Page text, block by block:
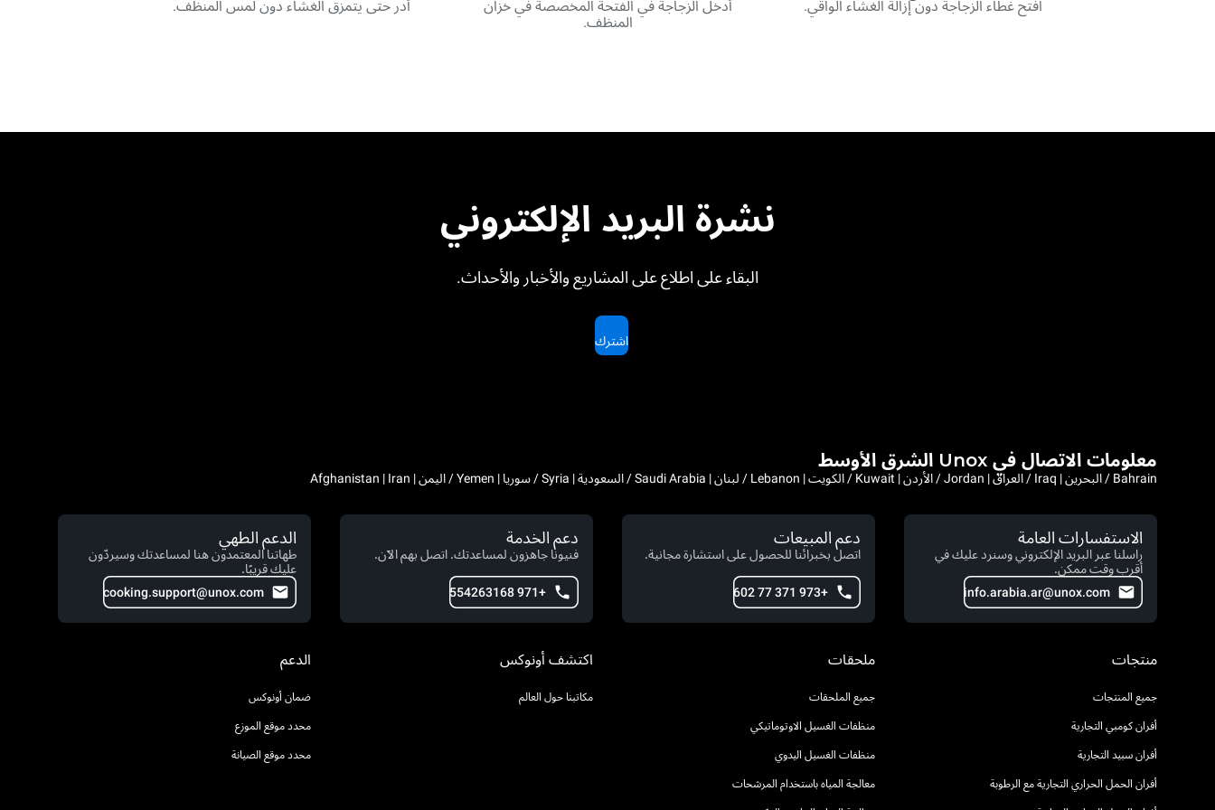
افتح غطاء الزجاجة دون إزالة الغشاء الواقي.
أدخل الزجاجة في الفتحة المخصصة في خزان
المنظف.
أدر حتى يتمزق الغشاء دون لمس المنظف.
نشرة البريد الإلكتروني
البقاء على اطلاع على المشاريع والأخبار والأحداث.
اشترك
معلومات الاتصال في Unox الشرق الأوسط
Bahrain / البحرين | Iraq / العراق | Jordan / الأردن | Kuwait / الكويت | Lebanon / لبنان | Saudi Arabia / السعودية | Syria / سوريا | Yemen / اليمن | Afghanistan | Iran
الاستفسارات العامة
راسلنا عبر البريد الإلكتروني وسنرد عليك في
أقرب وقت ممكن.
info.arabia.ar@unox.com
دعم المبيعات
اتصل بخبرائنا للحصول على استشارة مجانية.
+973 371 77 602
دعم الخدمة
فنيونا جاهزون لمساعدتك. اتصل بهم الآن.
+971 554263168
الدعم الطهي
طهاتنا المعتمدون هنا لمساعدتك وسيردّون
عليك قريبًا.
cooking.support@unox.com
منتجات
جميع المنتجات
أفران كومبي التجارية
أفران سبيد التجارية
أفران الحمل الحراري التجارية مع الرطوبة
ملحقات
جميع الملحقات
منظفات الغسيل الاوتوماتيكي
منظفات الغسيل اليدوي
معالجة المياه باستخدام المرشحات
اكتشف أونوكس
مكاتبنا حول العالم
الدعم
ضمان أونوكس
محدد موقع الموزع
محدد موقع الصيانة